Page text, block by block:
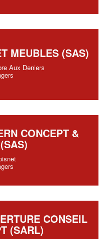
MEUBLES (SAS)
Aux Deniers
CONCEPT &
CONSEIL
(SARL)